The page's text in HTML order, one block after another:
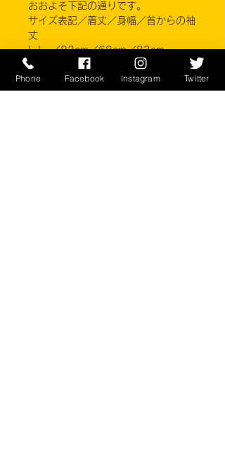
おおよそ下記の通りです。
サイズ表記／着丈／身幅／首からの袖
丈
L-L ／82cm／68cm／83cm
サイズはおおよそです。
Phone Facebook Instagram Twitter